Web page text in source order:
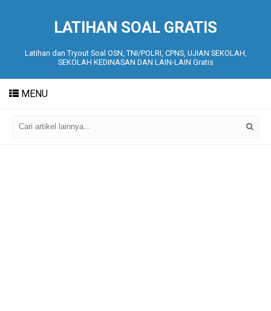
LATIHAN SOAL GRATIS
Latihan dan Tryout Soal OSN, TNI/POLRI, CPNS, UJIAN SEKOLAH,
SEKOLAH KEDINASAN DAN LAIN-LAIN Gratis
MENU